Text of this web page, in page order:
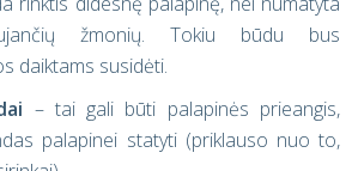
žmonių. Tokiu būdu bus
daiktams susidėti.
– tai gali būti palapinės prieangis,
palapinei statyti (priklauso nuo to,